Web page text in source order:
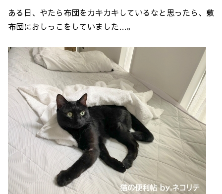
ある日、やたら布団をカキカキしているなと思ったら、敷
布団におしっこをしていました…。